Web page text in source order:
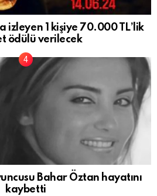
izleyen 1 kişiye 70.000 TL’lik
ödülü verilecek
Bahar Öztan hayatını
kaybetti